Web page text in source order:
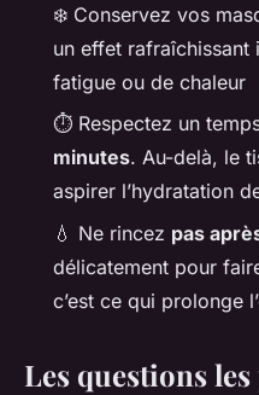
❄️ Conservez vos
un effet rafraîchissant
fatigue ou de chaleur
⏱️ Respectez un
minutes. Au-delà, le
aspirer l’hydratation
💧 Ne rincez pas
délicatement pour
c’est ce qui prolonge
Les questions